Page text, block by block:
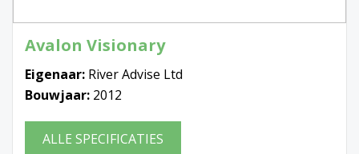
Avalon Visionary
Eigenaar: River Advise Ltd
Bouwjaar: 2012
ALLE SPECIFICATIES